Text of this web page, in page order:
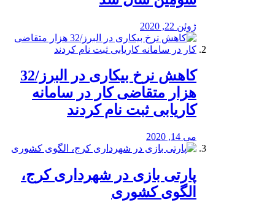
ژوئن 22, 2020
کاهش نرخ بیکاری در البرز/32
هزار متقاضی کار در سامانه
کاریابی ثبت نام کردند
می 14, 2020
پارتی بازی در شهرداری کرج،
الگوی کشوری